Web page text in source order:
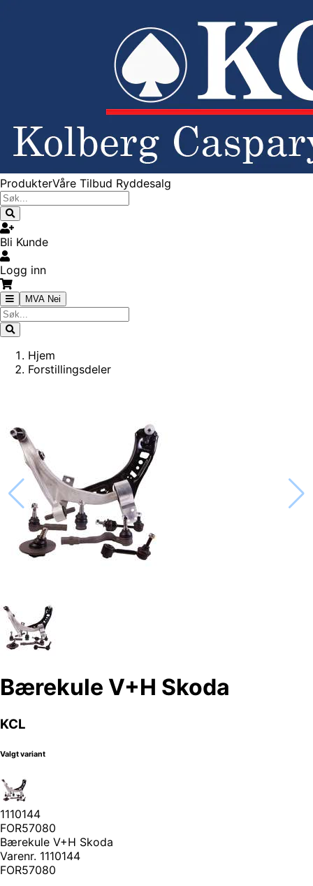
ProdukterVåre Tilbud Ryddesalg
Bli Kunde
Logg inn
MVA Nei
Hjem
Forstillingsdeler
Bærekule V+H Skoda
KCL
Valgt variant
1110144
FOR57080
Bærekule V+H Skoda
Varenr. 1110144
FOR57080